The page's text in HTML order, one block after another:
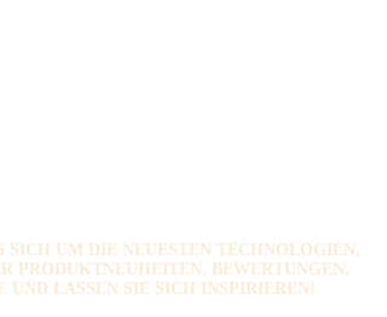
SICH UM DIE NEUESTEN TECHNOLOGIEN,
PRODUKTNEUHEITEN, BEWERTUNGEN,
LASSEN SIE SICH INSPIRIEREN!